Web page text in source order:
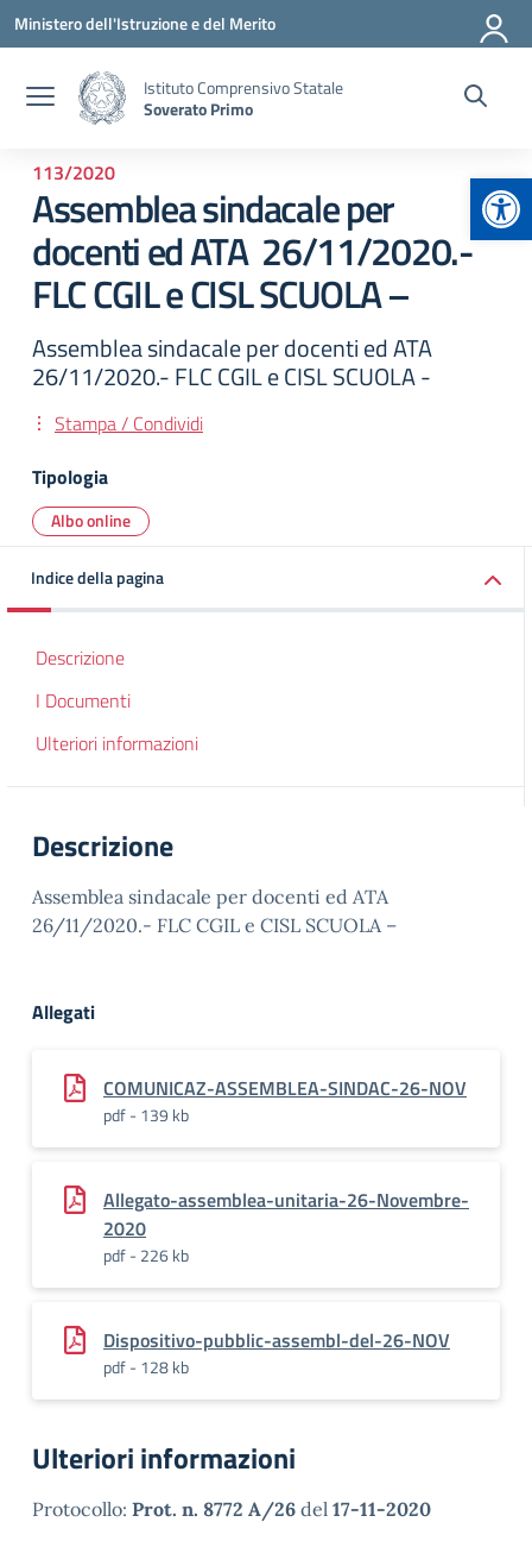
Vai ai contenuti
Vai al menu di navigazione
Vai al footer
Ministero dell'Istruzione e del Merito
Istituto Comprensivo Statale
Soverato Primo
113/2020
Assemblea sindacale per
docenti ed ATA 26/11/2020.-
FLC CGIL e CISL SCUOLA –
Assemblea sindacale per docenti ed ATA
26/11/2020.- FLC CGIL e CISL SCUOLA -
Stampa / Condividi
Tipologia
Albo online
Indice della pagina
Descrizione
I Documenti
Ulteriori informazioni
Descrizione
Assemblea sindacale per docenti ed ATA
26/11/2020.- FLC CGIL e CISL SCUOLA –
Allegati
COMUNICAZ-ASSEMBLEA-SINDAC-26-NOV
pdf - 139 kb
Allegato-assemblea-unitaria-26-Novembre-
2020
pdf - 226 kb
Dispositivo-pubblic-assembl-del-26-NOV
pdf - 128 kb
Ulteriori informazioni
Protocollo: Prot. n. 8772 A/26 del 17-11-2020